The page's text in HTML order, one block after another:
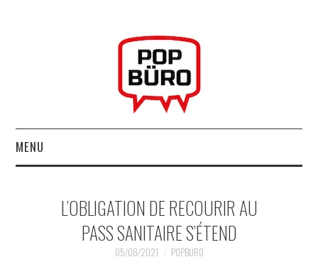
MENU
MUSIQUESACTUELLES.NET
GABBA GABBA HEY !
L’OBLIGATION DE RECOURIR AU
PASS SANITAIRE S’ÉTEND
05/06/2021 POPBURO